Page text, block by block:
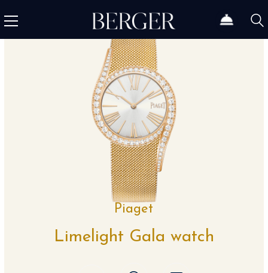
Piaget
Limelight Gala watch